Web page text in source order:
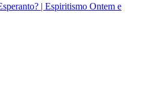
| Espiritismo Ontem e